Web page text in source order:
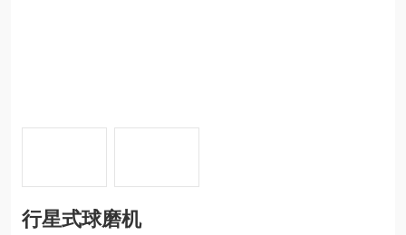
行星式球磨机